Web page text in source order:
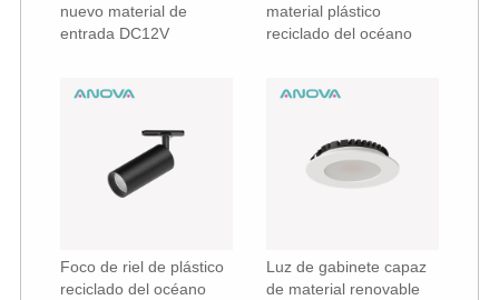
nuevo material de
entrada DC12V
material plástico
reciclado del océano
Foco de riel de plástico
reciclado del océano
Luz de gabinete capaz
de material renovable